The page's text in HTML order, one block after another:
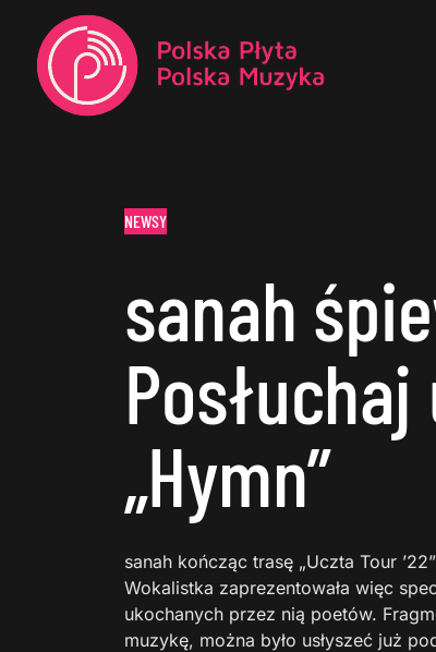
NEWSY
sanah
„Hymn”
sanah kończąc trasę „Uczta Tour
Wokalistka zaprezentowała więc
ukochanych przez nią poetów.
muzykę, można było usłyszeć już